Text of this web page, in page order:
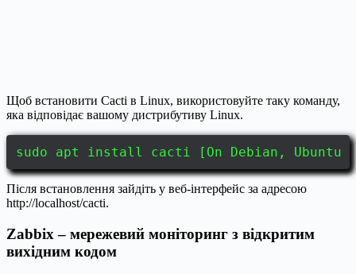
Щоб встановити Cacti в Linux, використовуйте таку команду,
яка відповідає вашому дистрибутиву Linux.
sudo apt install cacti [On Debian, Ubuntu
Після встановлення зайдіть у веб-інтерфейс за адресою
http://localhost/cacti.
Zabbix – мережевий моніторинг з відкритим
вихідним кодом